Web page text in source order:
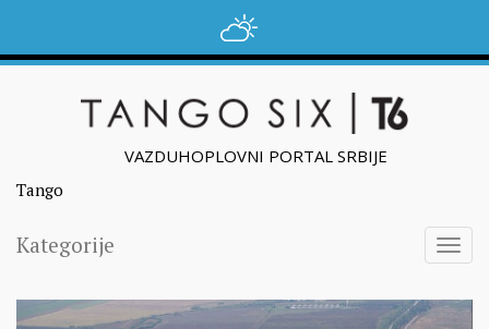
VAZDUHOPLOVNI PORTAL SRBIJE
Tango
Kategorije